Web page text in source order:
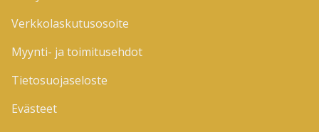
Verkkolaskutusosoite
Myynti- ja toimitusehdot
Tietosuojaseloste
Evästeet